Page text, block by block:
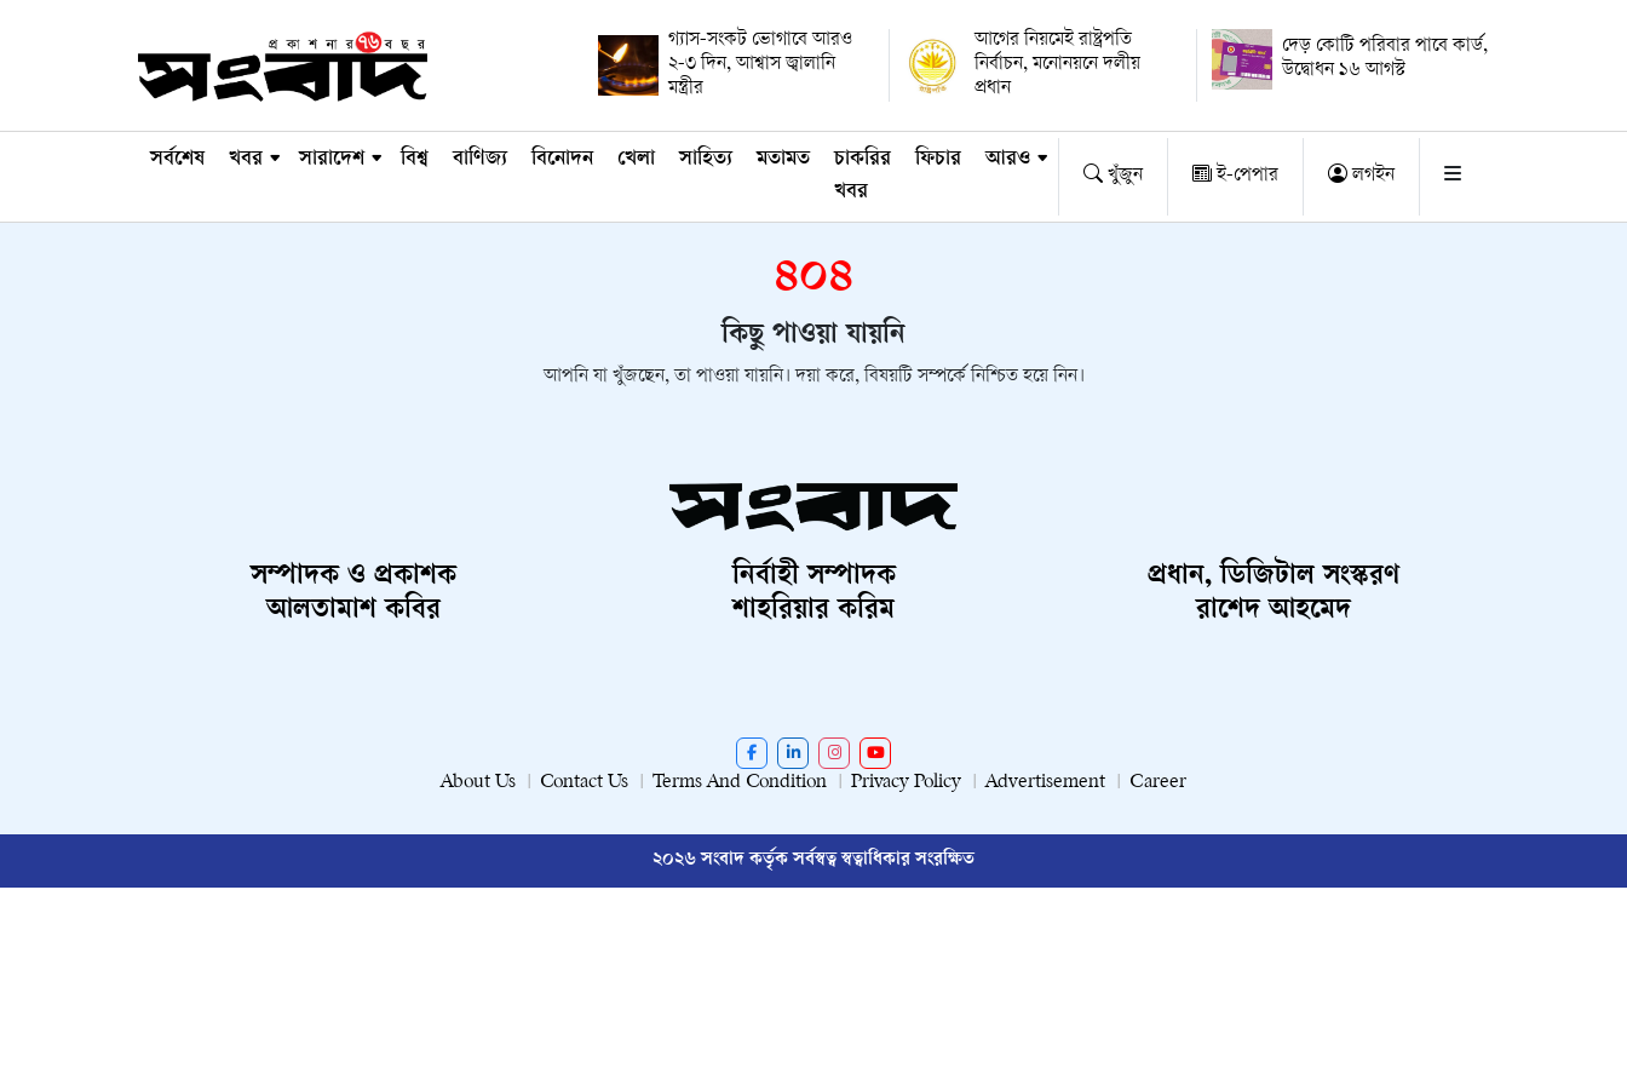
গ্যাস-সংকট ভোগাবে আরও
২-৩ দিন, আশ্বাস জ্বালানি
মন্ত্রীর
আগের নিয়মেই রাষ্ট্রপতি
নির্বাচন, মনোনয়নে দলীয়
প্রধান
দেড় কোটি পরিবার পাবে কার্ড,
উদ্বোধন ১৬ আগস্ট
সর্বশেষ খবর সারাদেশ বিশ্ব বাণিজ্য বিনোদন খেলা সাহিত্য মতামত
চাকরির
খবর
ফিচার আরও
খুঁজুন ই-পেপার লগইন
৪০৪
কিছু পাওয়া যায়নি
আপনি যা খুঁজছেন, তা পাওয়া যায়নি। দয়া করে, বিষয়টি সম্পর্কে নিশ্চিত হয়ে নিন।
সম্পাদক ও প্রকাশক
আলতামাশ কবির
নির্বাহী সম্পাদক
শাহরিয়ার করিম
প্রধান, ডিজিটাল সংস্করণ
রাশেদ আহমেদ
About Us Contact Us Terms And Condition Privacy Policy Advertisement Career
২০২৬ সংবাদ কর্তৃক সর্বস্বত্ব স্বত্বাধিকার সংরক্ষিত